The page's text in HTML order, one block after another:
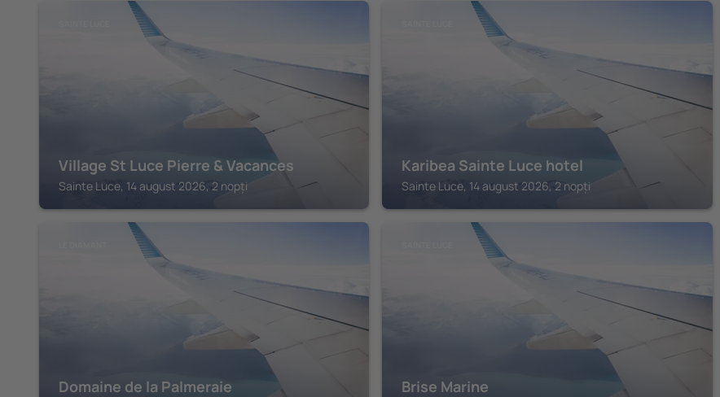
Village St Luce Pierre & Vacances
Sainte Luce, 14 august 2026, 2 nopți
Karibea Sainte Luce hotel
Sainte Luce, 14 august 2026, 2 nopți
Domaine de la Palmeraie Brise Marine